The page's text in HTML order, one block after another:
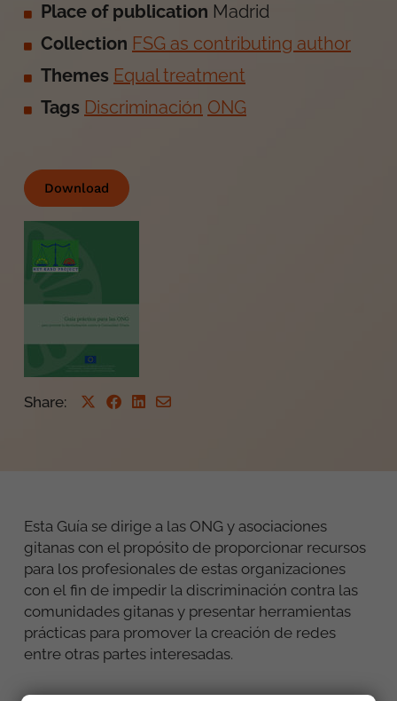
Place of publication Madrid
Collection FSG as contributing author
Themes Equal treatment
Tags Discriminación ONG
Download
Share:
Esta Guía se dirige a las ONG y asociaciones
gitanas con el propósito de proporcionar recursos
para los profesionales de estas organizaciones
con el fin de impedir la discriminación contra las
comunidades gitanas y presentar herramientas
prácticas para promover la creación de redes
entre otras partes interesadas.